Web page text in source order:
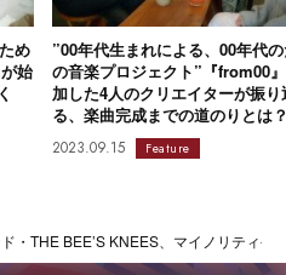
め
始
”00年代生まれによる、00年代
の音楽プロジェクト”『from00
加した4人のクリエイターが振り
る、楽曲完成までの道のりとは
2023.09.15 Feature
・THE BEE’S KNEES、マイノリティ